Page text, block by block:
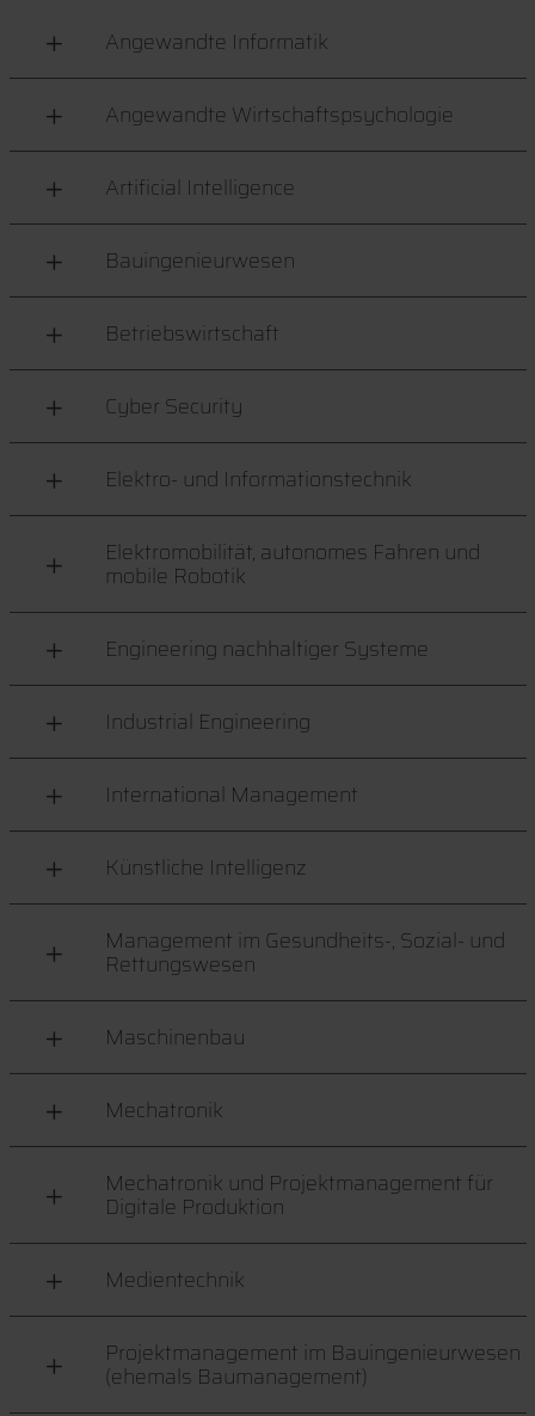
Angewandte Informatik
Angewandte Wirtschaftspsychologie
Artificial Intelligence
Bauingenieurwesen
Betriebswirtschaft
Cyber Security
Elektro- und Informationstechnik
Elektromobilität, autonomes Fahren und
mobile Robotik
Engineering nachhaltiger Systeme
Industrial Engineering
International Management
Künstliche Intelligenz
Management im Gesundheits-, Sozial- und
Rettungswesen
Maschinenbau
Mechatronik
Mechatronik und Projektmanagement für
Digitale Produktion
Medientechnik
Projektmanagement im Bauingenieurwesen
(ehemals Baumanagement)